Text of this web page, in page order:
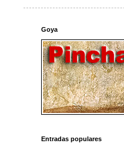
Goya
Entradas populares